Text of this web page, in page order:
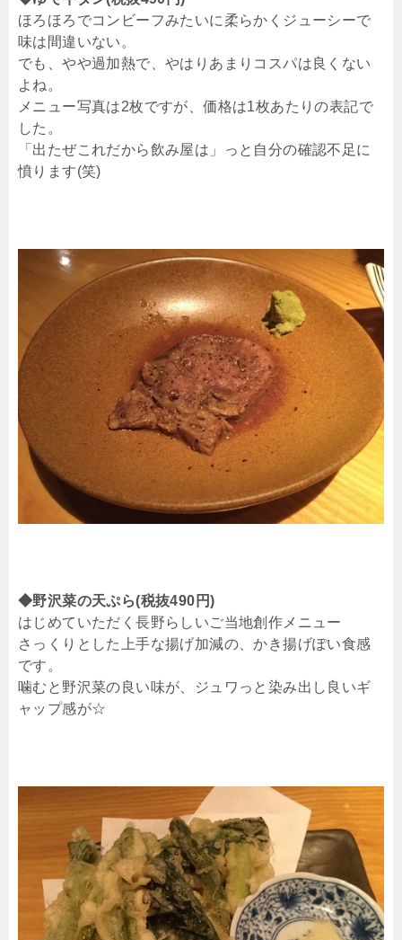
ほろほろでコンビーフみたいに柔らかくジューシーで
味は間違いない。
でも、やや過加熱で、やはりあまりコスパは良くない
よね。
メニュー写真は2枚ですが、価格は1枚あたりの表記で
した。
「出たぜこれだから飲み屋は」っと自分の確認不足に
憤ります(笑)
◆野沢菜の天ぷら(税抜490円)
はじめていただく長野らしいご当地創作メニュー
さっくりとした上手な揚げ加減の、かき揚げぽい食感
です。
噛むと野沢菜の良い味が、ジュワっと染み出し良いギ
ャップ感が☆